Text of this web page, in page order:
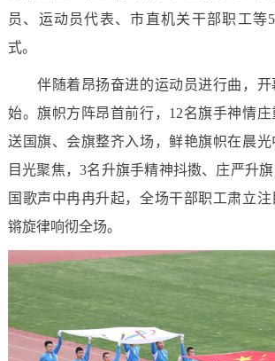
员、运动员代表、市直机关干部职工等
式。
伴随着昂扬奋进的运动员进行曲，开
始。旗帜方阵昂首前行，12名旗手神情
送国旗、会旗整齐入场，鲜艳旗帜在晨
目光聚焦，3名升旗手精神抖擞、庄严升
国歌声中冉冉升起，全场干部职工肃立
锵旋律响彻全场。